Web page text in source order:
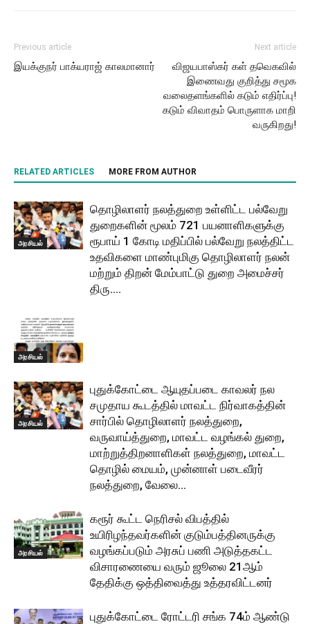
Previous article
இயக்குநர் பாக்யராஜ் காலமானார்
Next article
விஜயபாஸ்கர் கள் தவெகவில்
இணைவது குறித்து சமூக
வலைதளங்களில் கடும் எதிர்ப்பு!
கடும் விவாதம் பொருளாக மாறி
வருகிறது!
RELATED ARTICLES MORE FROM AUTHOR
அரசியல்
தொழிலாளர் நலத்துறை உள்ளிட்ட பல்வேறு
துறைகளின் மூலம் 721 பயனாளிகளுக்கு
ரூபாய் 1 கோடி மதிப்பில் பல்வேறு நலத்திட்ட
உதவிகளை மாண்புமிகு தொழிலாளர் நலன்
மற்றும் திறன் மேம்பாட்டு துறை அமைச்சர்
திரு....
அரசியல்
அரசியல்
புதுக்கோட்டை ஆயுதப்படை காவலர் நல
சமுதாய கூடத்தில் மாவட்ட நிர்வாகத்தின்
சார்பில் தொழிலாளர் நலத்துறை,
வருவாய்த்துறை, மாவட்ட வழங்கல் துறை,
மாற்றுத்திறனாளிகள் நலத்துறை, மாவட்ட
தொழில் மையம், முன்னாள் படைவீரர்
நலத்துறை, வேலை...
அரசியல்
கரூர் கூட்ட நெரிசல் விபத்தில்
உயிரிழந்தவர்களின் குடும்பத்தினருக்கு
வழங்கப்படும் அரசுப் பணி அடுத்தகட்ட
விசாரணையை வரும் ஜூலை 21ஆம்
தேதிக்கு ஒத்திவைத்து உத்தரவிட்டனர்
புதுக்கோட்டை ரோட்டரி சங்க 74ம் ஆண்டு